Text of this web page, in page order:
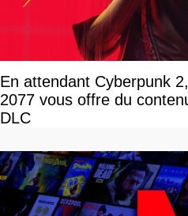
En attendant Cyberpunk
2077 vous offre du
DLC